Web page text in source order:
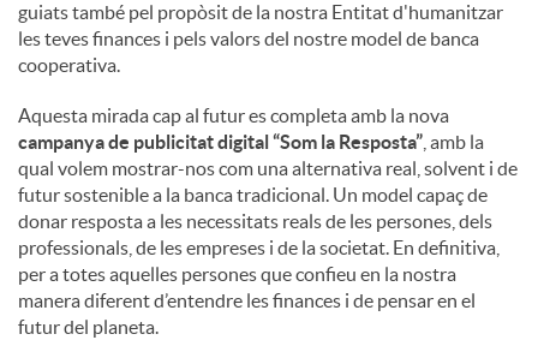
guiats també pel propòsit de la nostra Entitat d'humanitzar
les teves finances i pels valors del nostre model de banca
cooperativa.
Aquesta mirada cap al futur es completa amb la nova
campanya de publicitat digital “Som la Resposta” , amb la
qual volem mostrar-nos com una alternativa real, solvent i de
futur sostenible a la banca tradicional. Un model capaç de
donar resposta a les necessitats reals de les persones, dels
professionals, de les empreses i de la societat. En definitiva,
per a totes aquelles persones que confieu en la nostra
manera diferent d’entendre les finances i de pensar en el
futur del planeta.